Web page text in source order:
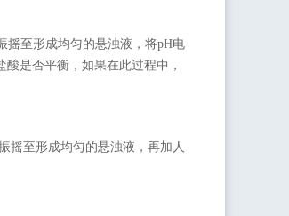
摇至形成均匀的悬浊液，将pH电
是否平衡，如果在此过程中，
摇至形成均匀的悬浊液，再加人